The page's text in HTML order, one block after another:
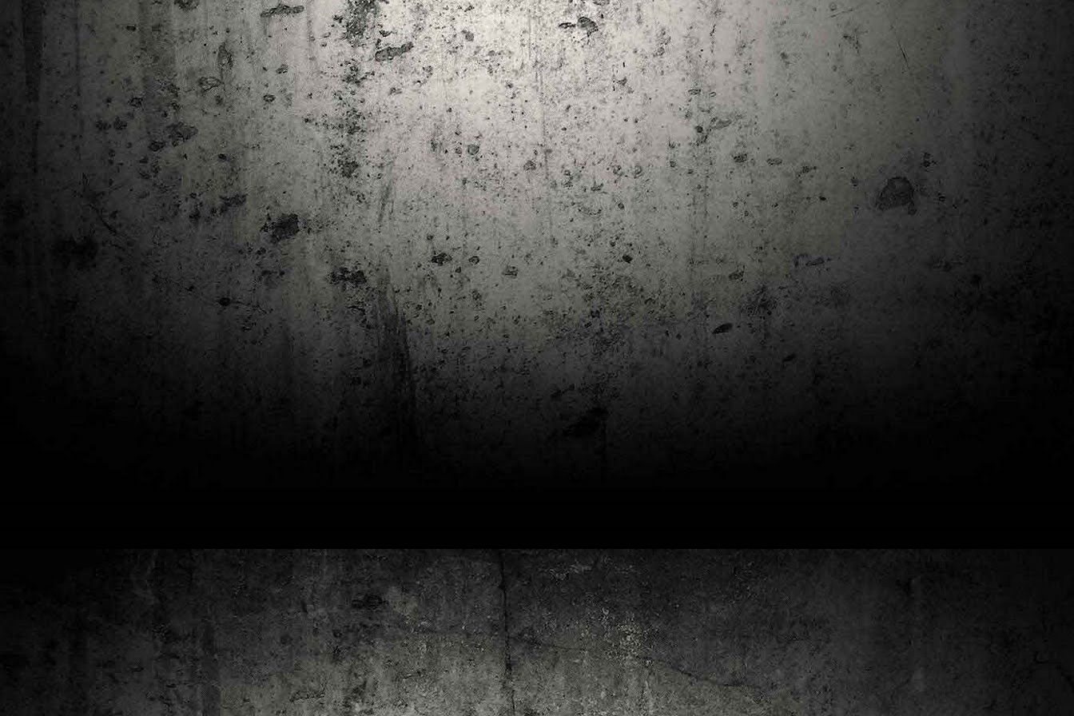
trimestre del club de lectura de còmics de la Biblioteca Pública de
Tarragona. I aquest és el menú ofert per als mesos d'abril, maig i juny. Com ja és
habitual, el club se segueix en modalitat virtual amb l'aplicació Tellfy i les
trobades mensuals són per videoconferència.
MAR
13
Descobrint els orígens de la revista Spirou
Ja tinc a les mans el resultat d'una feina que m'ha portat a capbussar-me
els darrers temps en la història del còmic europeu i dels seus grans
autors i personatges!
Segur que coneixeu en Lucky Luke, els Barrufets, en Marsupilami o en Spirou,
però sabíeu que van néixer en una revista? Le Journal de Spirou, publicada per
primera vegada el 21 d’abril de 1938, és una de les grans icones de l’escola de
còmic franco-belga.
24
El compromís de Joan Junceda: ‘Somnis entre la boira’ de
Lluís Recasens i Àngel Marí
Nascut a Barcelona l’any 1881 i mort a Blanes el 1948, Joan Junceda és
un dels noms més destacats entre els dibuixants, il·lustradors i caricaturistes
catalans d’aquesta època. Tot i començar sense cap tipus de formació, ben
aviat s’integrà dins la redacció del setmanari Cu-Cut!, participant activament en
Abans de tancar el 2024, arriba l'hora de presentar les lectures del
primer trimestre del 2025 del club de lectura de còmics de la Biblioteca
Pública de Tarragona, gratuït i virtual. El menú, ben variat: un personatge
clàssic, l'adaptació d'una novel·la molt coneguda (i llegida) i una novetat molt
impactant. Aquí en teniu els detalls!
Gener
Corto Maltés.
OCT